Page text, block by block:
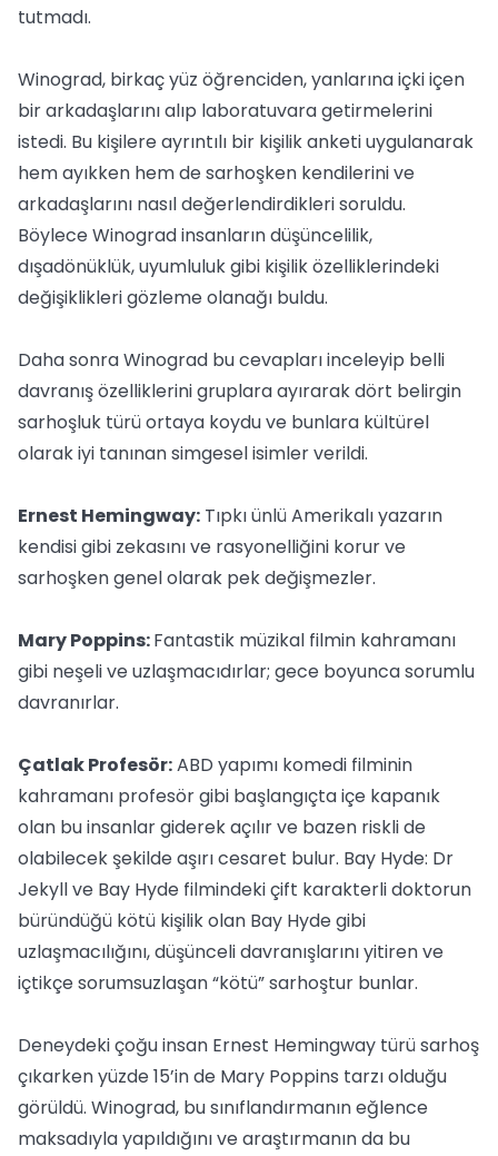
tutmadı.
Winograd, birkaç yüz öğrenciden, yanlarına içki içen
bir arkadaşlarını alıp laboratuvara getirmelerini
istedi. Bu kişilere ayrıntılı bir kişilik anketi uygulanarak
hem ayıkken hem de sarhoşken kendilerini ve
arkadaşlarını nasıl değerlendirdikleri soruldu.
Böylece Winograd insanların düşüncelilik,
dışadönüklük, uyumluluk gibi kişilik özelliklerindeki
değişiklikleri gözleme olanağı buldu.
Daha sonra Winograd bu cevapları inceleyip belli
davranış özelliklerini gruplara ayırarak dört belirgin
sarhoşluk türü ortaya koydu ve bunlara kültürel
olarak iyi tanınan simgesel isimler verildi.
Ernest Hemingway: Tıpkı ünlü Amerikalı yazarın
kendisi gibi zekasını ve rasyonelliğini korur ve
sarhoşken genel olarak pek değişmezler.
Mary Poppins:Fantastik müzikal filmin kahramanı
gibi neşeli ve uzlaşmacıdırlar; gece boyunca sorumlu
davranırlar.
Çatlak Profesör:ABD yapımı komedi filminin
kahramanı profesör gibi başlangıçta içe kapanık
olan bu insanlar giderek açılır ve bazen riskli de
olabilecek şekilde aşırı cesaret bulur. Bay Hyde: Dr
Jekyll ve Bay Hyde filmindeki çift karakterli doktorun
büründüğü kötü kişilik olan Bay Hyde gibi
uzlaşmacılığını, düşünceli davranışlarını yitiren ve
içtikçe sorumsuzlaşan “kötü” sarhoştur bunlar.
Deneydeki çoğu insan Ernest Hemingway türü sarhoş
çıkarken yüzde 15’in de Mary Poppins tarzı olduğu
görüldü. Winograd, bu sınıflandırmanın eğlence
maksadıyla yapıldığını ve araştırmanın da bu